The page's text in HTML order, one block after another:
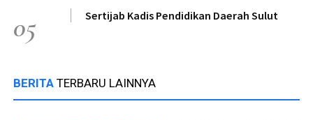
05 Sertijab Kadis Pendidikan Daerah Sulut
BERITA TERBARU LAINNYA